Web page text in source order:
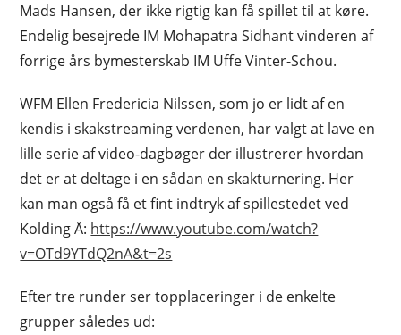
Mads Hansen, der ikke rigtig kan få spillet til at køre.
Endelig besejrede IM Mohapatra Sidhant vinderen af
forrige års bymesterskab IM Uffe Vinter-Schou.
WFM Ellen Fredericia Nilssen, som jo er lidt af en
kendis i skakstreaming verdenen, har valgt at lave en
lille serie af video-dagbøger der illustrerer hvordan
det er at deltage i en sådan en skakturnering. Her
kan man også få et fint indtryk af spillestedet ved
Kolding Å: https://www.youtube.com/watch?
v=OTd9YTdQ2nA&t=2s
Efter tre runder ser topplaceringer i de enkelte
grupper således ud: